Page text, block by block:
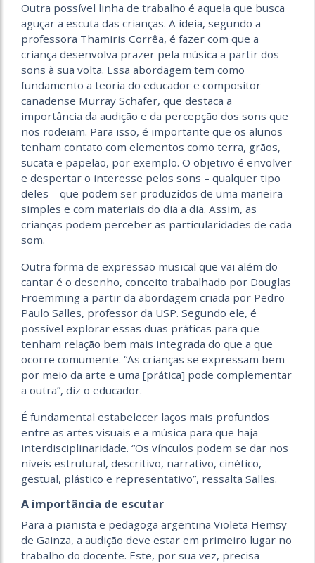
Outra possível linha de trabalho é aquela que busca
aguçar a escuta das crianças. A ideia, segundo a
professora Thamiris Corrêa, é fazer com que a
criança desenvolva prazer pela música a partir dos
sons à sua volta. Essa abordagem tem como
fundamento a teoria do educador e compositor
canadense Murray Schafer, que destaca a
importância da audição e da percepção dos sons que
nos rodeiam. Para isso, é importante que os alunos
tenham contato com elementos como terra, grãos,
sucata e papelão, por exemplo. O objetivo é envolver
e despertar o interesse pelos sons – qualquer tipo
deles – que podem ser produzidos de uma maneira
simples e com materiais do dia a dia. Assim, as
crianças podem perceber as particularidades de cada
som.
Outra forma de expressão musical que vai além do
cantar é o desenho, conceito trabalhado por Douglas
Froemming a partir da abordagem criada por Pedro
Paulo Salles, professor da USP. Segundo ele, é
possível explorar essas duas práticas para que
tenham relação bem mais integrada do que a que
ocorre comumente. “As crianças se expressam bem
por meio da arte e uma [prática] pode complementar
a outra”, diz o educador.
É fundamental estabelecer laços mais profundos
entre as artes visuais e a música para que haja
interdisciplinaridade. “Os vínculos podem se dar nos
níveis estrutural, descritivo, narrativo, cinético,
gestual, plástico e representativo”, ressalta Salles.
A importância de escutar
Para a pianista e pedagoga argentina Violeta Hemsy
de Gainza, a audição deve estar em primeiro lugar no
trabalho do docente. Este, por sua vez, precisa